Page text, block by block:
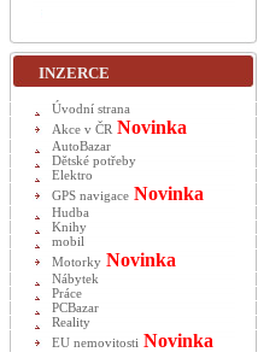
INZERCE
Úvodní strana
Akce v ČR Novinka
AutoBazar
Dětské potřeby
Elektro
GPS navigace Novinka
Hudba
Knihy
mobil
Motorky Novinka
Nábytek
Práce
PCBazar
Reality
EU nemovitosti Novinka